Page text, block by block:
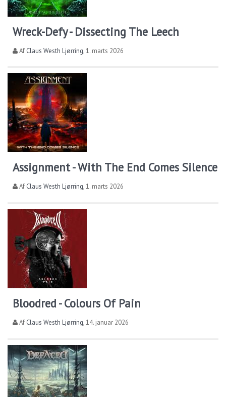
Wreck-Defy - Dissecting The Leech
Af Claus Westh Ljørring,1. marts 2026
Assignment - With The End Comes Silence
Af Claus Westh Ljørring,1. marts 2026
Bloodred - Colours Of Pain
Af Claus Westh Ljørring,14. januar 2026